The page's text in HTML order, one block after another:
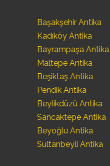
Başakşehir Antika
Kadıköy Antika
Bayrampaşa Antika
Maltepe Antika
Beşiktaş Antika
Pendik Antika
Beylikdüzü Antika
Sancaktepe Antika
Beyoğlu Antika
Sultanbeyli Antika